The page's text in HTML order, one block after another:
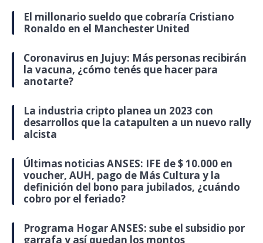
El millonario sueldo que cobraría Cristiano
Ronaldo en el Manchester United
Coronavirus en Jujuy: Más personas recibirán
la vacuna, ¿cómo tenés que hacer para
anotarte?
La industria cripto planea un 2023 con
desarrollos que la catapulten a un nuevo rally
alcista
Últimas noticias ANSES: IFE de $ 10.000 en
voucher, AUH, pago de Más Cultura y la
definición del bono para jubilados, ¿cuándo
cobro por el feriado?
Programa Hogar ANSES: sube el subsidio por
garrafa y así quedan los montos